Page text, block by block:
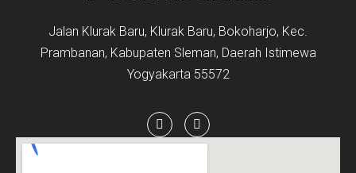
Jalan Klurak Baru, Klurak Baru, Bokoharjo, Kec.
Prambanan, Kabupaten Sleman, Daerah Istimewa
Yogyakarta 55572